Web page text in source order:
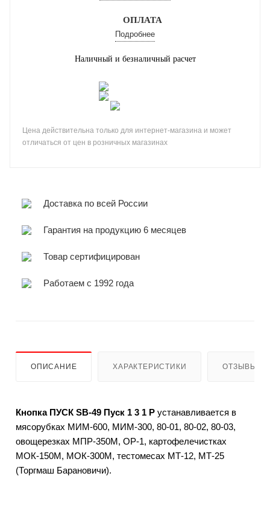
ОПЛАТА
Подробнее
Наличный и безналичный расчет
Цена действительна только для интернет-магазина и может
отличаться от цен в розничных магазинах
Доставка по всей России
Гарантия на продукцию 6 месяцев
Товар сертифицирован
Работаем с 1992 года
ОПИСАНИЕ ХАРАКТЕРИСТИКИ ОТЗЫВЫ
Кнопка ПУСК SB-49 Пуск 1 3 1 Р устанавливается в
мясорубках МИМ-600, МИМ-300, 80-01, 80-02, 80-03,
овощерезках МПР-350М, ОР-1, картофелечистках
МОК-150М, МОК-300М, тестомесах МТ-12, МТ-25
(Торгмаш Барановичи).